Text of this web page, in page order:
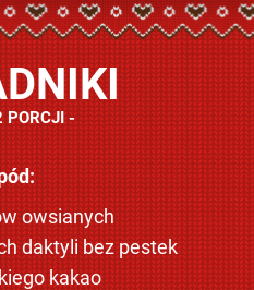
PORCJI
owsianych
daktyli bez pestek
kakao